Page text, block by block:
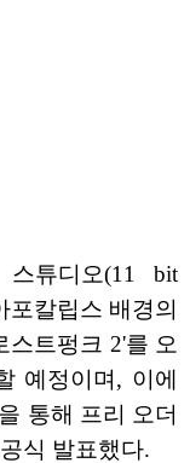
튜디오(11 bit
포칼립스 배경의
스트펑크 2'를 오
예정이며, 이에
통해 프리 오더
식 발표했다.